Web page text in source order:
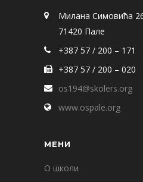
Милана Симовића
71420 Пале
+387 57 / 200 – 171
+387 57 / 200 – 020
os194@skolers.org
www.ospale.org
МЕНИ
О школи